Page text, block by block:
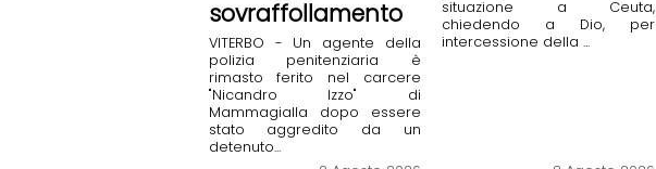
sovraffollamento
VITERBO - Un agente della
polizia penitenziaria è
rimasto ferito nel carcere
"Nicandro Izzo" di
Mammagialla dopo essere
stato aggredito da un
detenuto...
situazione a Ceuta,
chiedendo a Dio, per
intercessione della ...